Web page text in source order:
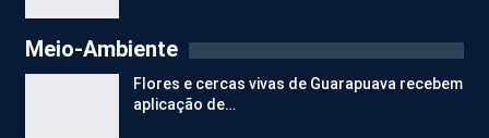
Meio-Ambiente
Flores e cercas vivas de Guarapuava recebem
aplicação de…